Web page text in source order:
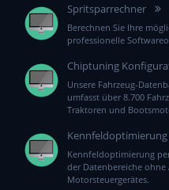
Spritsparrechner
Berechnen Sie Ihre
professionelle
Chiptuning
Unsere Fahrzeug-
umfasst über 8.700
Traktoren und
Kennfeldoptimierung
Kennfeldoptimierung
der Datenbereiche
Motorsteuergerätes.